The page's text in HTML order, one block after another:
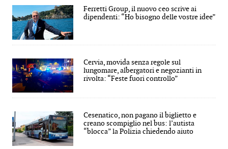
Ferretti Group, il nuovo ceo scrive ai
dipendenti: “Ho bisogno delle vostre idee”
Cervia, movida senza regole sul
lungomare, albergatori e negozianti in
rivolta: “Feste fuori controllo”
Cesenatico, non pagano il biglietto e
creano scompiglio nel bus: l’autista
“blocca” la Polizia chiedendo aiuto